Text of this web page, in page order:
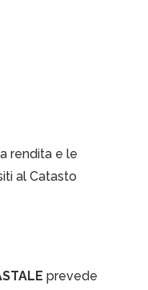
rendita e le
al Catasto
prevede